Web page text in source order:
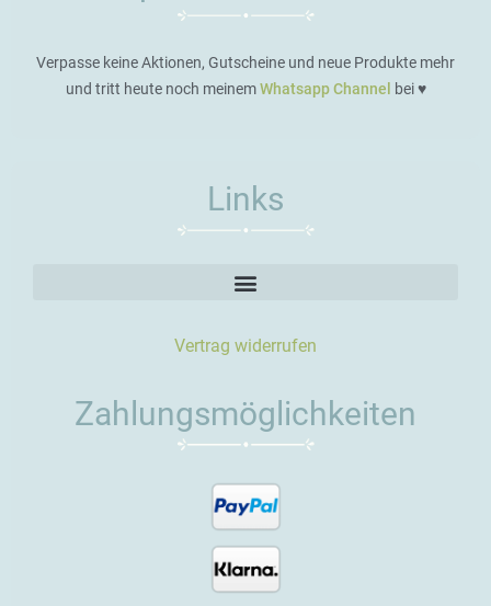
Verpasse keine Aktionen, Gutscheine und neue Produkte mehr
und tritt heute noch meinemWhatsapp Channel bei ♥️
Links
Vertrag widerrufen
Zahlungsmöglichkeiten